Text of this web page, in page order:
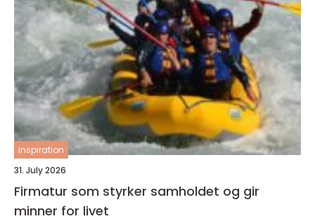
inspiration
31. July 2026
Firmatur som styrker samholdet og gir
minner for livet